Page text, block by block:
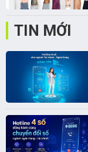
TIN MỚI